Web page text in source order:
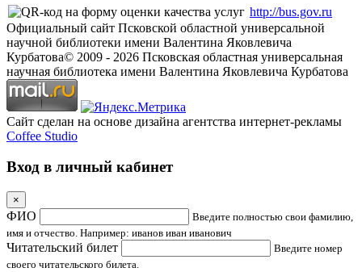
http://bus.gov.ru
Официальный сайт Псковской областной универсальной
научной библиотеки имени Валентина Яковлевича
Курбатова© 2009 - 2026 Псковская областная универсальная
научная библиотека имени Валентина Яковлевича Курбатова
Сайт сделан на основе дизайна агентства интернет-рекламы
Coffee Studio
Вход в личный кабинет
×
ФИО
Введите полностью свои фамилию,
имя и отчество. Например: иванов иван иванович
Читательский билет
Введите номер
своего читательского билета.